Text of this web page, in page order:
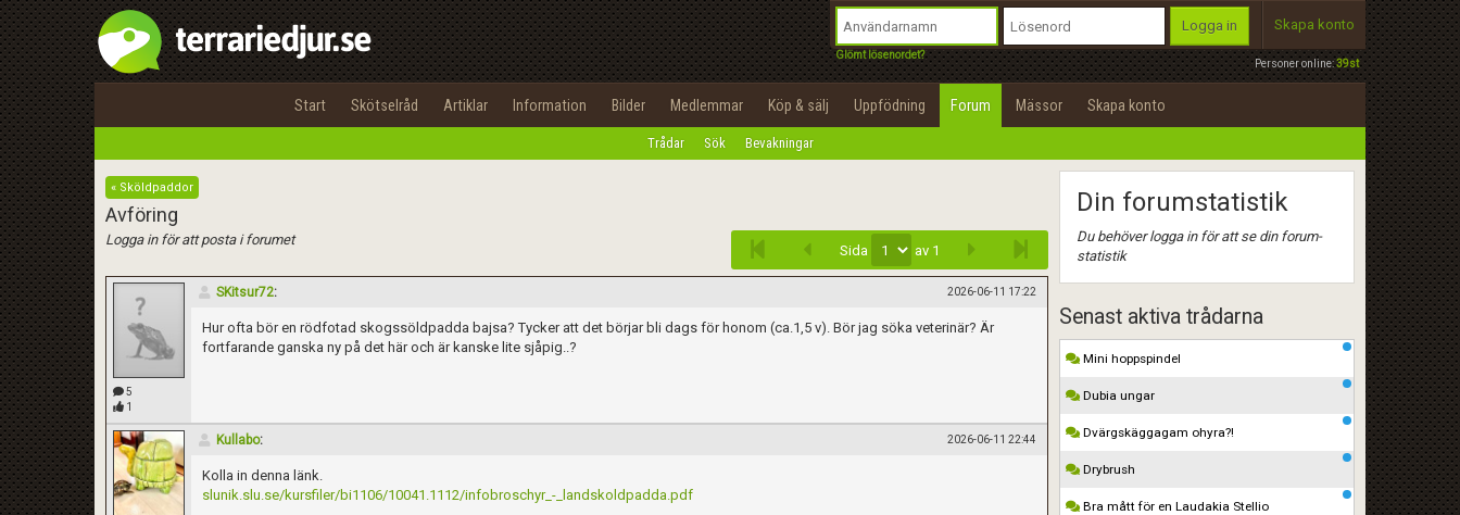
Personer online:39st
Logga in
Glömt lösenordet?
Skapa konto
Start Skötselråd Artiklar Information Bilder Medlemmar Köp & sälj Uppfödning Forum Mässor Skapa konto
Trådar Sök Bevakningar
« Sköldpaddor
Avföring
Logga in för att posta i forumet
Sida av 1
5
1
SKitsur72: 2026-06-11 17:22
Hur ofta bör en rödfotad skogssöldpadda bajsa? Tycker att det börjar bli dags för honom (ca.1,5 v). Bör jag söka veterinär? Är
fortfarande ganska ny på det här och är kanske lite sjåpig..?
Kullabo: 2026-06-11 22:44
Kolla in denna länk.
slunik.slu.se/kursfiler/bi1106/10041.1112/infobroschyr_-_landskoldpadda.pdf
Din forumstatistik
Du behöver logga in för att se din forum-
statistik
Senast aktiva trådarna
Mini hoppspindel
Dubia ungar
Dvärgskäggagam ohyra?!
Drybrush
Bra mått för en Laudakia Stellio
Infoga
Utför
100%
OK
integritetspolicy
Namn:
Epost:
Privacy Policy
Terms of Service
Skapa konto
Begär nytt lösenord
Tillbaka till förstasidan